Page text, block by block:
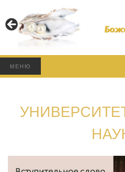
МЕНЮ